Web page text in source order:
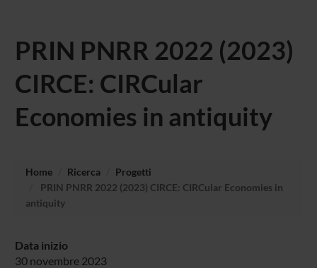
PRIN PNRR 2022 (2023)
CIRCE: CIRCular
Economies in antiquity
Home Ricerca
Progetti
PRIN PNRR 2022 (2023) CIRCE: CIRCular Economies in
antiquity
Data inizio
30 novembre 2023